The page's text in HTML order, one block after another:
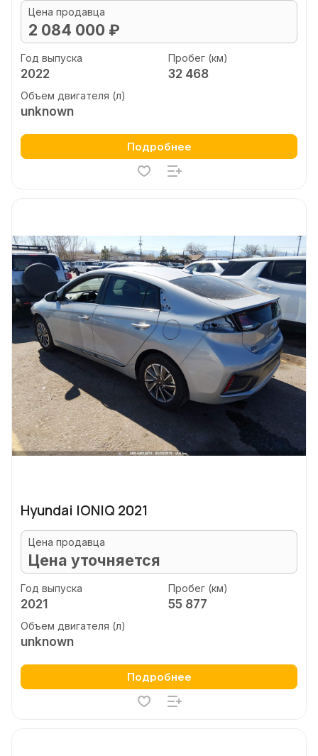
Цена продавца
2 084 000 ₽
Год выпуска
2022
Пробег (км)
32 468
Объем двигателя (л)
unknown
Подробнее
Hyundai IONIQ 2021
Цена продавца
Цена уточняется
Год выпуска
2021
Пробег (км)
55 877
Объем двигателя (л)
unknown
Подробнее